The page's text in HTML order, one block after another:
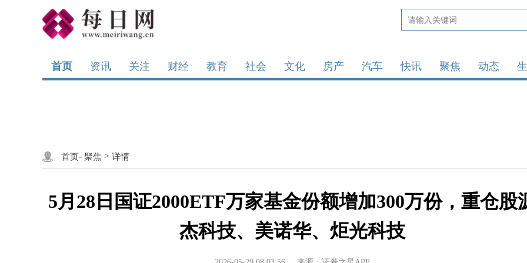
首页 资讯 关注 财经 教育 社会 文化 房产 汽车 快讯 聚焦 动态
首页- 聚焦 > 详情
5月28日国证2000ETF万家基金份额增加300万份，重仓股
杰科技、美诺华、炬光科技